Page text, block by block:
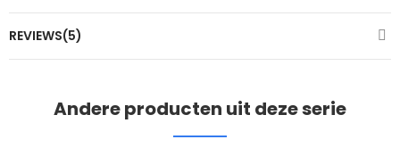
REVIEWS(5)
Andere producten uit deze serie